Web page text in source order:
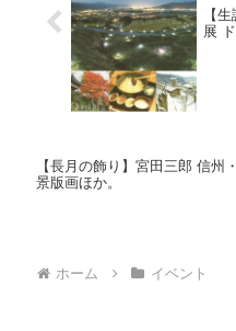
【
展
【長月の飾り】宮田三郎 信州
景版画ほか。
ホーム イベント